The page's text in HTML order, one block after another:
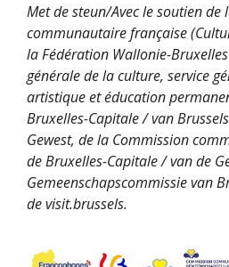
Met de steun/Avec le soutien de
communautaire française
la Fédération Wallonie-
générale de la culture, service
artistique et éducation
Bruxelles-Capitale / van
Gewest, de la Commission
de Bruxelles-Capitale / van de
Gemeenschapscommissie van
de visit.brussels.